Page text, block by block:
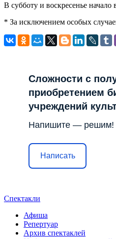
В субботу и воскресенье начало
* За исключением особых
Сложности с
приобретением
учреждений
Напишите — решим!
Написать
Спектакли
Афиша
Репертуар
Архив спектаклей